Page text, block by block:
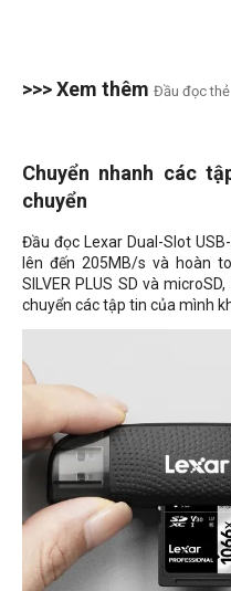
>>> Xem thêm Đầu đọc thẻ
Chuyển nhanh các
chuyển
Đầu đọc Lexar Dual-Slot
lên đến 205MB/s và hoàn
SILVER PLUS SD và
chuyển các tập tin của mình